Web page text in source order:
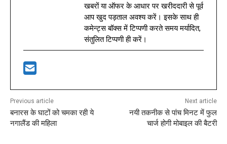
खबरों या ऑफर के आधार पर खरीददारी से पूर्व
आप खुद पड़ताल अवश्य करें। इसके साथ ही
कमेन्ट्स बॉक्स में टिप्पणी करते समय मर्यादित,
संतुलित टिप्पणी ही करें।
Previous article
बनारस के घाटों को चमका रही ये
नगालैंड की महिला
Next article
नयी तकनीक से पांच मिनट में फुल
चार्ज होगी मोबाइल की बैटरी